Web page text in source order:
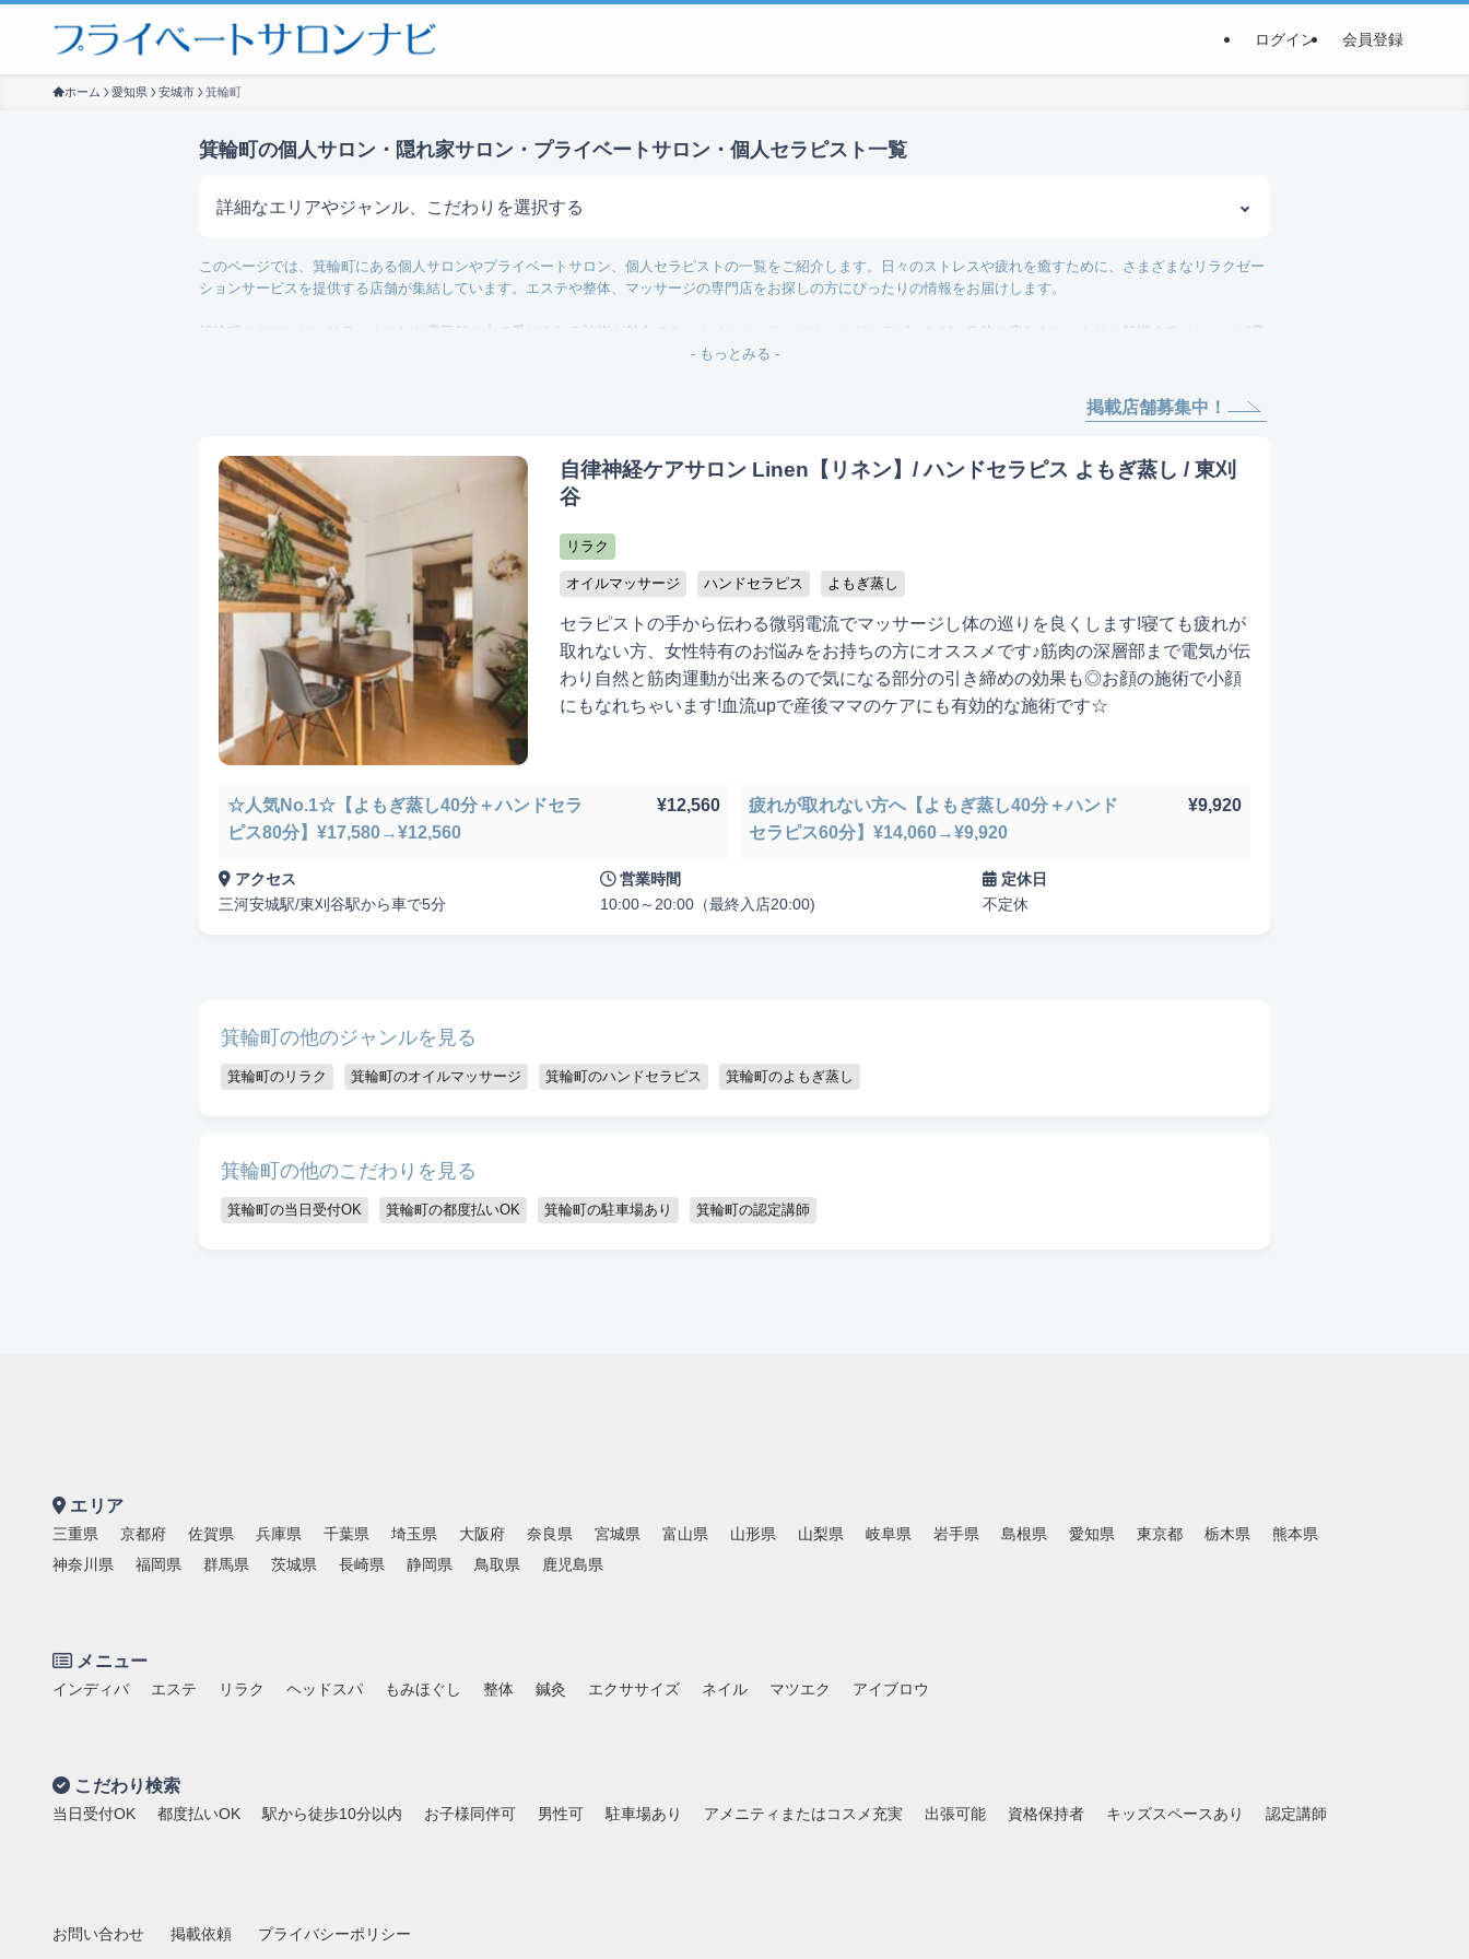
ログイン 会員登録
ホーム 愛知県 安城市 箕輪町
箕輪町の個人サロン・隠れ家サロン・プライベートサロン・個人セラピスト一覧
詳細なエリアやジャンル、こだわりを選択する
サロンを探す
悩み検索
こだわり検索
当日受付OK 都度払いOK 駅から徒歩10分以内
資格保持者 キッズスペースあり 認定講師
このページでは、箕輪町にある個人サロンやプライベートサロン、個人セラピストの一覧をご紹介します。日々のストレスや疲れを癒すために、さまざまなリラクゼー
ションサービスを提供する店舗が集結しています。エステや整体、マッサージの専門店をお探しの方にぴったりの情報をお届けします。
箕輪町のサロンは、リラックスした雰囲気の中で受けられる施術が魅力です。オイルマッサージやハンドセラピーなど、身体の疲れをしっかりと解消するメニューが豊
富に揃っています。また、最近注目されているよもぎ蒸しも体験できる店舗もあり、心身のデトックスを図ることができます。特に、よもぎ蒸しは女性に人気の高い施
こちらのページは、箕輪町にお住まいの方はもちろん、近隣の地域からも訪れる方々にとって便利な情報源となります。リラクゼーションを求める方々のニーズに応え
ぜひ、箕輪町の個人サロンで、日常の喧騒を忘れ、心と身体のリフレッシュを体験してください。あなたの訪問をお待ちしております。
- もっとみる -
掲載店舗募集中！
自律神経ケアサロン Linen【リネン】/ ハンドセラピス よもぎ蒸し / 東刈
谷
リラク
オイルマッサージ ハンドセラピス よもぎ蒸し
セラピストの手から伝わる微弱電流でマッサージし体の巡りを良くします!寝ても疲れが
取れない方、女性特有のお悩みをお持ちの方にオススメです♪筋肉の深層部まで電気が伝
わり自然と筋肉運動が出来るので気になる部分の引き締めの効果も◎お顔の施術で小顔
にもなれちゃいます!血流upで産後ママのケアにも有効的な施術です☆
☆人気No.1☆【よもぎ蒸し40分＋ハンドセラ
ピス80分】¥17,580→¥12,560
¥12,560
疲れが取れない方へ【よもぎ蒸し40分＋ハンド
セラピス60分】¥14,060→¥9,920
¥9,920
アクセス
三河安城駅/東刈谷駅から車で5分
営業時間
10:00～20:00（最終入店20:00)
定休日
不定休
箕輪町の他のジャンルを見る
箕輪町のリラク 箕輪町のオイルマッサージ 箕輪町のハンドセラピス 箕輪町のよもぎ蒸し
箕輪町の他のこだわりを見る
箕輪町の当日受付OK 箕輪町の都度払いOK 箕輪町の駐車場あり 箕輪町の認定講師
エリア
三重県 京都府 佐賀県 兵庫県 千葉県 埼玉県 大阪府 奈良県 宮城県 富山県 山形県 山梨県 岐阜県 岩手県 島根県 愛知県 東京都 栃木県
熊本県
神奈川県
福岡県 群馬県 茨城県 長崎県 静岡県 鳥取県 鹿児島県
メニュー
インディバ エステ リラク ヘッドスパ もみほぐし 整体 鍼灸 エクササイズ ネイル マツエク アイブロウ
こだわり検索
当日受付OK 都度払いOK 駅から徒歩10分以内 お子様同伴可 男性可 駐車場あり アメニティまたはコスメ充実 出張可能 資格保持者 キッズスペースあり 認定講師
お問い合わせ 掲載依頼 プライバシーポリシー